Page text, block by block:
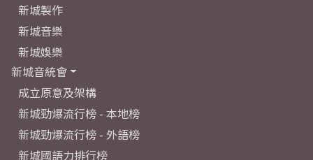
新城製作
新城音樂
新城娛樂
新城音統會
成立原意及架構
新城勁爆流行榜 - 本地榜
新城勁爆流行榜 - 外語榜
新城國語力排行榜